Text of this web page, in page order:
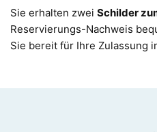
Sie erhalten zwei Schilder
Reservierungs-Nachweis
Sie bereit für Ihre Zulassung